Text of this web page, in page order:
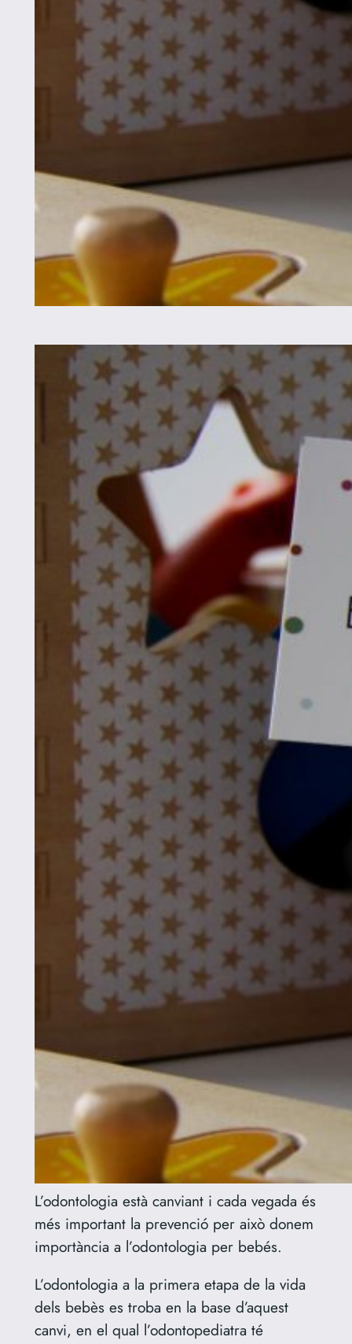
L’odontologia està canviant i cada vegada és
més important la prevenció per això donem
importància a l’odontologia per bebés.
L’odontologia a la primera etapa de la vida
dels bebès es troba en la base d’aquest
canvi, en el qual l’odontopediatra té